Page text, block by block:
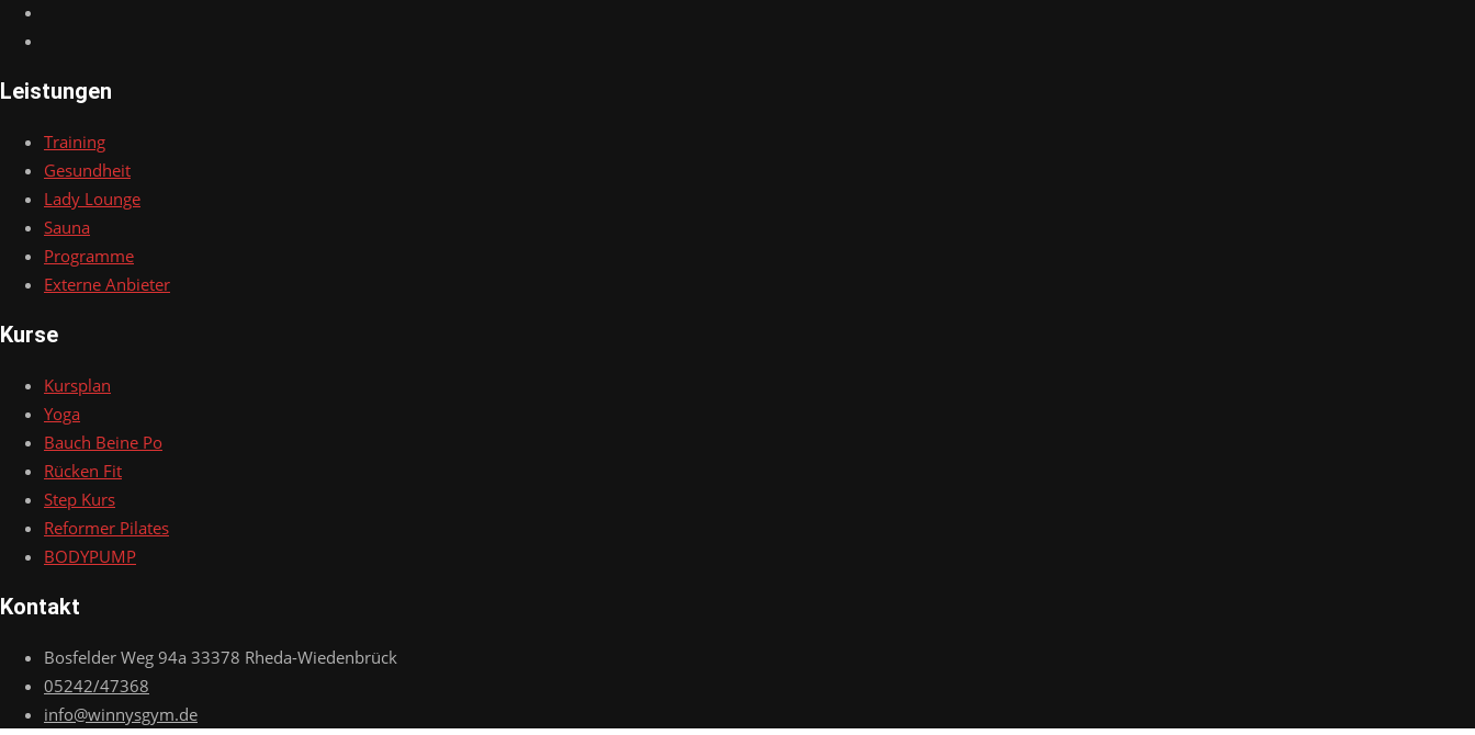
Leistungen
Training
Gesundheit
Lady Lounge
Sauna
Programme
Externe Anbieter
Kurse
Kursplan
Yoga
Bauch Beine Po
Rücken Fit
Step Kurs
Reformer Pilates
BODYPUMP
Kontakt
Bosfelder Weg 94a 33378 Rheda-Wiedenbrück
05242/47368
info@winnysgym.de